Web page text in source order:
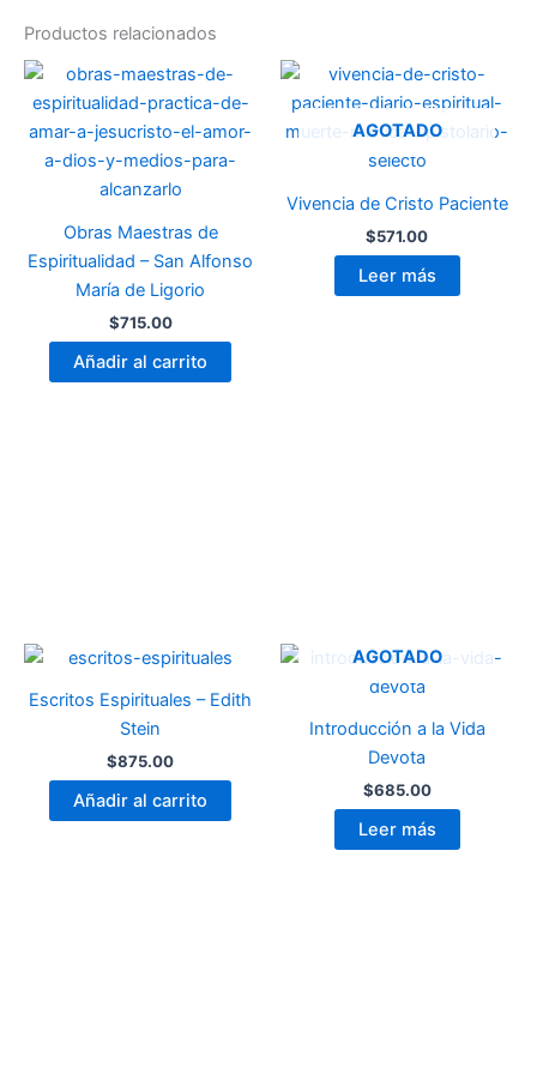
Productos relacionados
Obras Maestras de
Espiritualidad – San Alfonso
María de Ligorio
$715.00
Añadir al carrito
AGOTADO
Vivencia de Cristo Paciente
$571.00
Leer más
Escritos Espirituales – Edith
Stein
$875.00
Añadir al carrito
AGOTADO
Introducción a la Vida
Devota
$685.00
Leer más